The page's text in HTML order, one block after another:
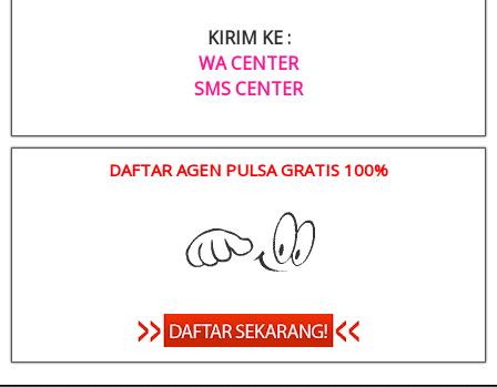
KIRIM KE :
WA CENTER
SMS CENTER
DAFTAR AGEN PULSA GRATIS 100%